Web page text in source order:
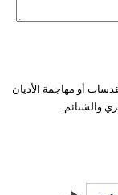
أو مهاجمة الأديان
والشتائم.